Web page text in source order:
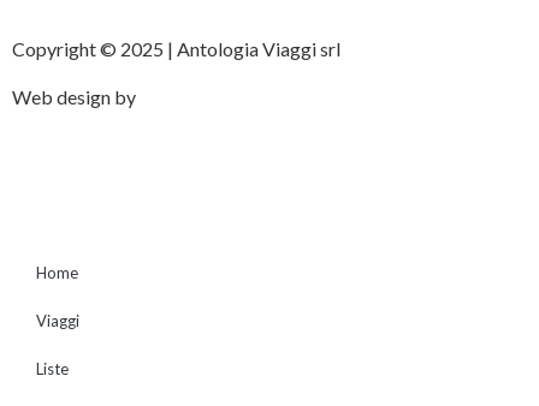
Copyright © 2025 | Antologia Viaggi srl
Web design by
Home
Viaggi
Liste